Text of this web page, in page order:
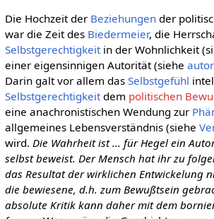
Die Hochzeit der Beziehungender
war die Zeit des Biedermeier, die
Selbstgerechtigkeitin der Wohnlichkeit
einer eigensinnigen Autorität (siehe
Darin galt vor allem das Selbstgefühl
Selbstgerechtigkeitdem politischen
eine anachronistischen Wendung zur
allgemeines Lebensverständnis (siehe
wird. Die Wahrheit ist ... für Hegel ein
selbst beweist. Der Mensch hat ihr zu
das Resultat der wirklichen Entwickelung
die bewiesene, d.h. zum Bewußtsein
absolute Kritik kann daher mit dem